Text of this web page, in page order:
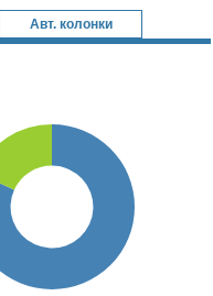
Авт. колонки